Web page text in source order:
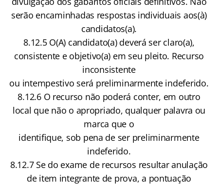
serão encaminhadas respostas individuais aos(à)
candidatos(a).
8.12.5 O(A) candidato(a) deverá ser claro(a),
consistente e objetivo(a) em seu pleito. Recurso
inconsistente
ou intempestivo será preliminarmente indeferido.
8.12.6 O recurso não poderá conter, em outro
local que não o apropriado, qualquer palavra ou
marca que o
identifique, sob pena de ser preliminarmente
indeferido.
8.12.7 Se do exame de recursos resultar anulação
de item integrante de prova, a pontuação